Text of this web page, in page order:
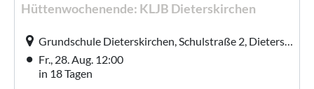
Hüttenwochenende: KLJB Dieterskirchen
Grundschule Dieterskirchen, Schulstraße 2, Dieterskirchen
Fr., 28. Aug. 12:00
in 18 Tagen